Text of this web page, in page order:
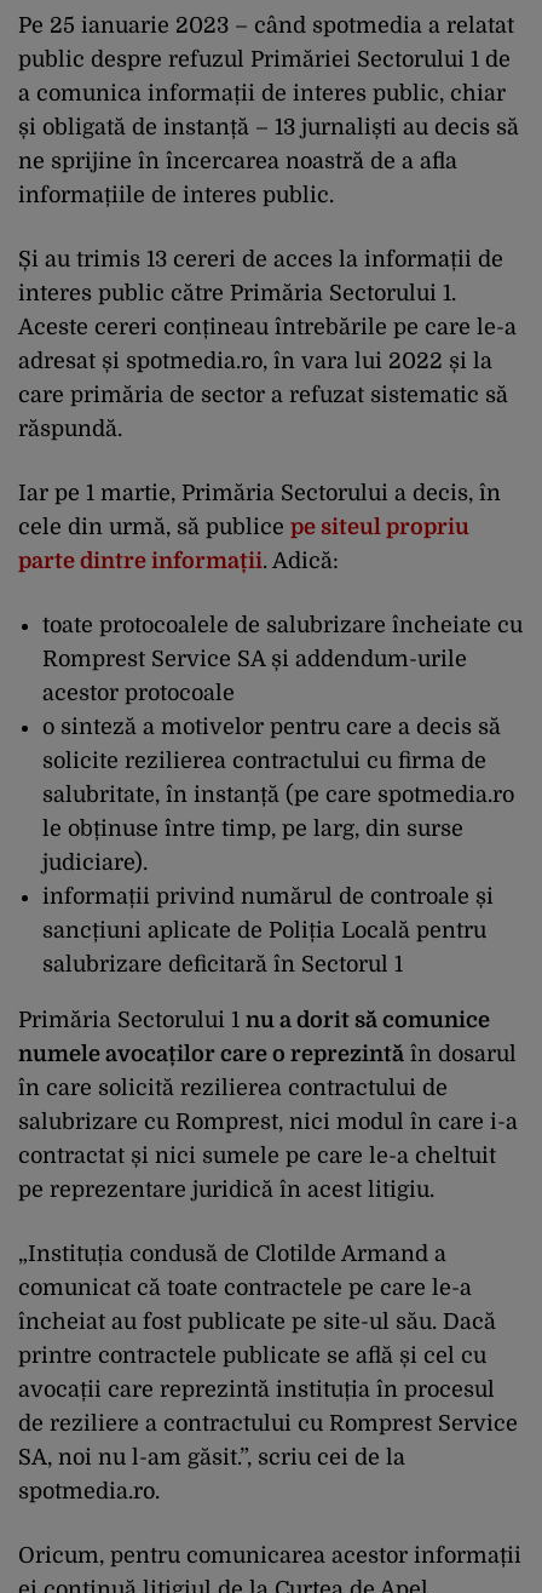
Pe 25 ianuarie 2023 – când spotmedia a relatat
public despre refuzul Primăriei Sectorului 1 de
a comunica informații de interes public, chiar
și obligată de instanță – 13 jurnaliști au decis să
ne sprijine în încercarea noastră de a afla
informațiile de interes public.
Și au trimis 13 cereri de acces la informații de
interes public către Primăria Sectorului 1.
Aceste cereri conțineau întrebările pe care le-a
adresat și spotmedia.ro, în vara lui 2022 și la
care primăria de sector a refuzat sistematic să
răspundă.
Iar pe 1 martie, Primăria Sectorului a decis, în
cele din urmă, să publice pe siteul propriu
parte dintre informații. Adică:
toate protocoalele de salubrizare încheiate cu
Romprest Service SA și addendum-urile
acestor protocoale
o sinteză a motivelor pentru care a decis să
solicite rezilierea contractului cu firma de
salubritate, în instanță (pe care spotmedia.ro
le obținuse între timp, pe larg, din surse
judiciare).
informații privind numărul de controale și
sancțiuni aplicate de Poliția Locală pentru
salubrizare deficitară în Sectorul 1
Primăria Sectorului 1 nu a dorit să comunice
numele avocaților care o reprezintă în dosarul
în care solicită rezilierea contractului de
salubrizare cu Romprest, nici modul în care i-a
contractat și nici sumele pe care le-a cheltuit
pe reprezentare juridică în acest litigiu.
„Instituția condusă de Clotilde Armand a
comunicat că toate contractele pe care le-a
încheiat au fost publicate pe site-ul său. Dacă
printre contractele publicate se află și cel cu
avocații care reprezintă instituția în procesul
de reziliere a contractului cu Romprest Service
SA, noi nu l-am găsit.”, scriu cei de la
spotmedia.ro.
Oricum, pentru comunicarea acestor informații